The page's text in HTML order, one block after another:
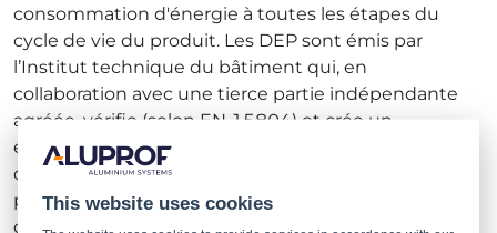
consommation d'énergie à toutes les étapes du
cycle de vie du produit. Les DEP sont émis par
l’Institut technique du bâtiment qui, en
collaboration avec une tierce partie indépendante
agréée, vérifie (selon EN 15804) et crée un
ensemble d’indicateurs environnementaux pour
documenter les propriétés environnementales du
produit et définir les principes de l'analyse ACV, y
compris la collecte et le calcul des données.
This website uses cookies